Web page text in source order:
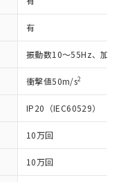
有
振動数10～55Hz、加
衝撃値50m/s2
IP20（IEC60529）
10万回
10万回
の社内デー
であり、閲
庫および標
あることをご
準価格はお客
客様担当のオ
当社販売員に
当社販売拠
」をご確認
以下、 カド
臭化ビフェニル
ェニルエーテル類
エチルヘキシ
フタル酸ブチ
タル酸ジブチル
イソブチル
閾値を超える意
：
ポリ臭化ビフェ
フェニルエーテ
フタル酸ジ
ブチルベンジ
)) : 1000ppm
場合は、日本
務取引許
な手続きを
場合は、完
に輸出されな
ます。
たはその他
装置等に一切
者に販売する
状況につ
取引先、ま
ムロン制御
売員にご確